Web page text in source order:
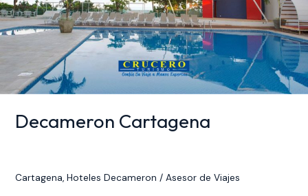
Decameron Cartagena
Cartagena, Hoteles Decameron / Asesor de Viajes